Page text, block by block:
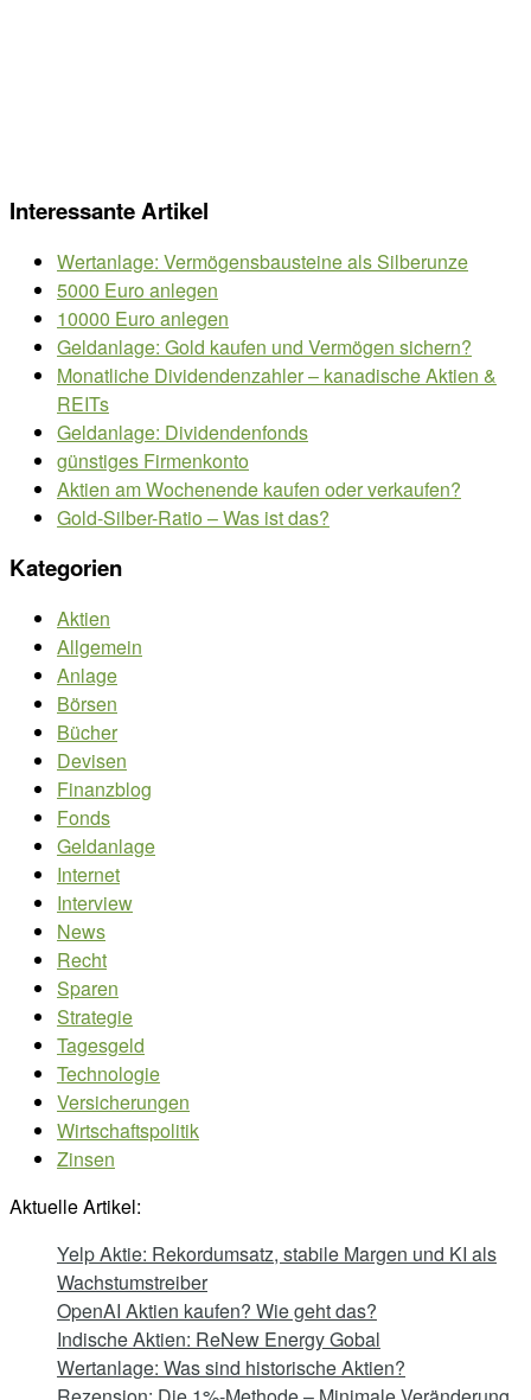
Interessante Artikel
Wertanlage: Vermögensbausteine als Silberunze
5000 Euro anlegen
10000 Euro anlegen
Geldanlage: Gold kaufen und Vermögen sichern?
Monatliche Dividendenzahler – kanadische Aktien &
REITs
Geldanlage: Dividendenfonds
günstiges Firmenkonto
Aktien am Wochenende kaufen oder verkaufen?
Gold-Silber-Ratio – Was ist das?
Kategorien
Aktien
Allgemein
Anlage
Börsen
Bücher
Devisen
Finanzblog
Fonds
Geldanlage
Internet
Interview
News
Recht
Sparen
Strategie
Tagesgeld
Technologie
Versicherungen
Wirtschaftspolitik
Zinsen
Aktuelle Artikel:
Yelp Aktie: Rekordumsatz, stabile Margen und KI als
Wachstumstreiber
OpenAI Aktien kaufen? Wie geht das?
Indische Aktien: ReNew Energy Gobal
Wertanlage: Was sind historische Aktien?